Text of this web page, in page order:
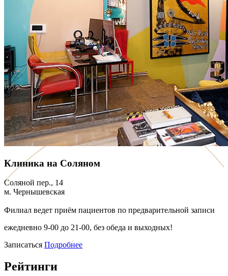
Клиника на Соляном
Соляной пер., 14
м. Чернышевская
Филиал ведет приём пациентов по предварительной записи
ежедневно 9-00 до 21-00, без обеда и выходных!
Записаться Подробнее
Рейтинги